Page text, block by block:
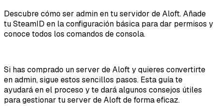
Descubre cómo ser admin en tu servidor de Aloft. Añade
tu SteamID en la configuración básica para dar permisos y
conoce todos los comandos de consola.
Si has comprado un server de Aloft y quieres convertirte
en admin, sigue estos sencillos pasos. Esta guía te
ayudará en el proceso y te dará algunos consejos útiles
para gestionar tu server de Aloft de forma eficaz.